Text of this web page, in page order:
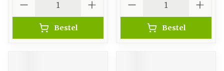
Bestel Bestel